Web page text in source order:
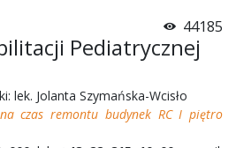
44185
Pediatrycznej
lek. Jolanta Szymańska-Wcisło
czas remontu budynek RC I piętro